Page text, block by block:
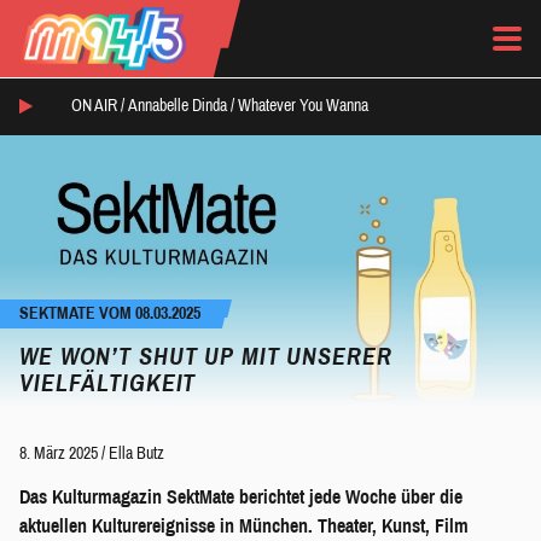
ON AIR / Annabelle Dinda/ Whatever You Wanna
SEKTMATE VOM 08.03.2025
WE WON’T SHUT UP MIT UNSERER
VIELFÄLTIGKEIT
8. März 2025 / Ella Butz
Das Kulturmagazin SektMate berichtet jede Woche über die
aktuellen Kulturereignisse in München. Theater, Kunst, Film